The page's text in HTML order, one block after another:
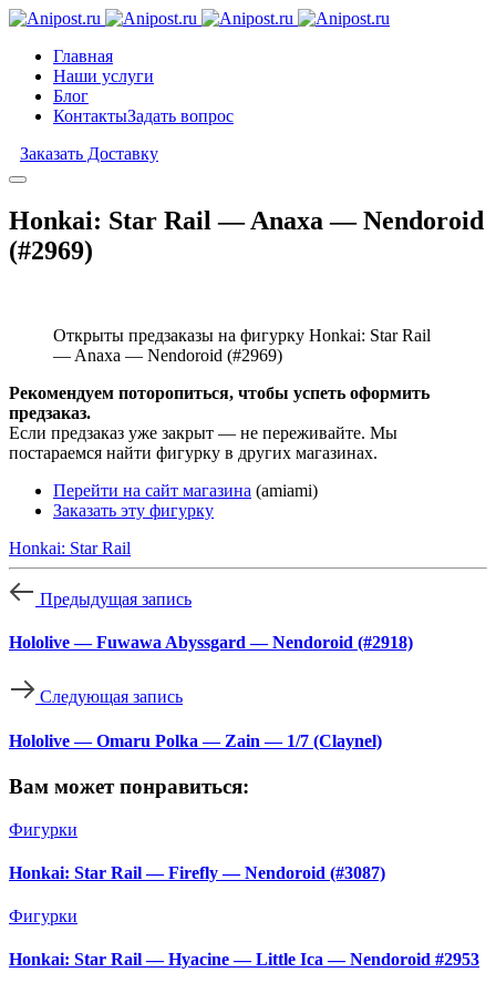
Главная
Наши услуги
Блог
КонтактыЗадать вопрос
Заказать Доставку
Honkai: Star Rail — Anaxa — Nendoroid
(#2969)
Открыты предзаказы на фигурку Honkai: Star Rail
— Anaxa — Nendoroid (#2969)
Рекомендуем поторопиться, чтобы успеть оформить
предзаказ.
Если предзаказ уже закрыт — не переживайте. Мы
постараемся найти фигурку в других магазинах.
Перейти на сайт магазина (amiami)
Заказать эту фигурку
Honkai: Star Rail
Предыдущая запись
Hololive — Fuwawa Abyssgard — Nendoroid (#2918)
Следующая запись
Hololive — Omaru Polka — Zain — 1/7 (Claynel)
Вам может понравиться:
Фигурки
Honkai: Star Rail — Firefly — Nendoroid (#3087)
Фигурки
Honkai: Star Rail — Hyacine — Little Ica — Nendoroid #2953